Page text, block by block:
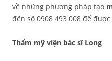
về những phương pháp tạo
đến số 0908 493 008 để
Thẩm mỹ viện bác sĩ Long